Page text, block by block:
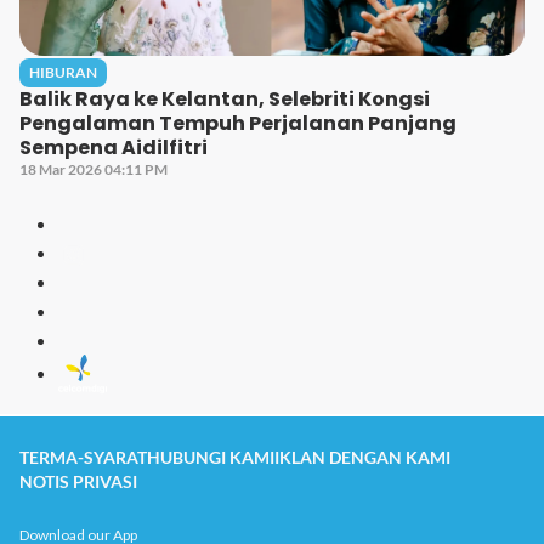
HIBURAN
Balik Raya ke Kelantan, Selebriti Kongsi
Pengalaman Tempuh Perjalanan Panjang
Sempena Aidilfitri
18 Mar 2026 04:11 PM
TERMA-SYARATHUBUNGI KAMIIKLAN DENGAN KAMI
NOTIS PRIVASI
Download our App